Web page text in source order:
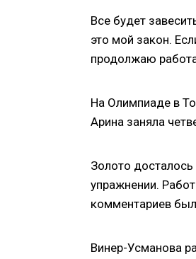
Все будет
это мой закон.
продолжаю
На Олимпиаде в
Арина заняла
Золото
упражнении.
комментариев
Винер-Усманова